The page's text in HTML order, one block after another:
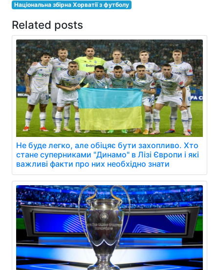
Національна збірна Хорватії з футболу
Related posts
Не буде легко, але обіцяє бути захопливо. Хто
стане суперниками "Динамо" в Лізі Європи і які
важливі факти про них необхідно знати